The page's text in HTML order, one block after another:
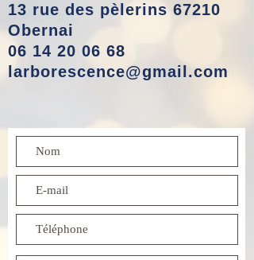
13 rue des pèlerins 67210
Obernai
06 14 20 06 68
larborescence@gmail.com